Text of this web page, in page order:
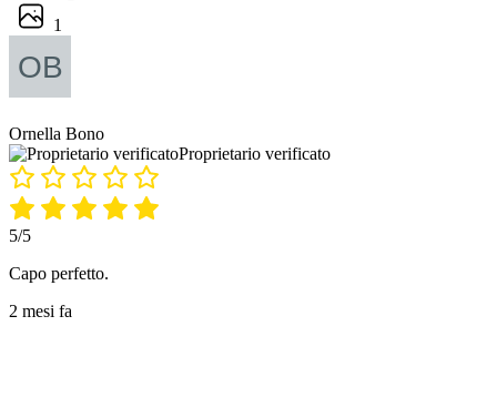
1
Ornella Bono
Proprietario verificato
5/5
Capo perfetto.
2 mesi fa